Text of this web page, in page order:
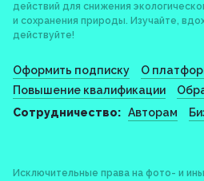
действий для снижения
и сохранения природы. Изучайте,
действуйте!
Оформить подписку
О
Повышение квалификации
Сотрудничество: Авторам
Исключительные права на фото- и